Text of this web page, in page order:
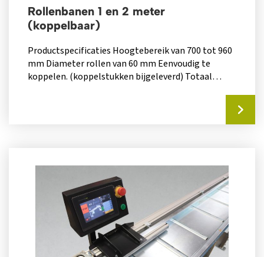
Rollenbanen 1 en 2 meter
(koppelbaar)
Productspecificaties Hoogtebereik van 700 tot 960
mm Diameter rollen van 60 mm Eenvoudig te
koppelen. (koppelstukken bijgeleverd) Totaal